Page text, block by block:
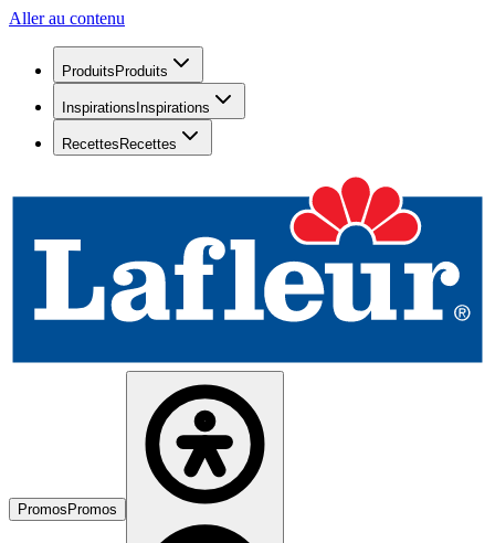
Aller au contenu
Produits Produits
Inspirations Inspirations
Recettes Recettes
Promos Promos